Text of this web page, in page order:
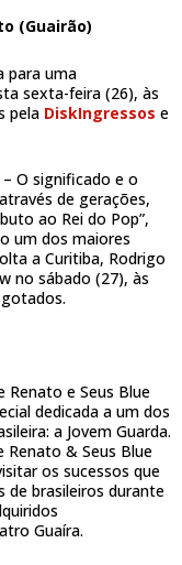
(Guairão)
para uma
sexta-feira (26), às
pela DiskIngressos e
O significado e o
de gerações,
ao Rei do Pop”,
um dos maiores
a Curitiba, Rodrigo
no sábado (27), às
Renato e Seus Blue
dedicada a um dos
a Jovem Guarda.
Renato & Seus Blue
os sucessos que
de brasileiros durante
Guaíra.